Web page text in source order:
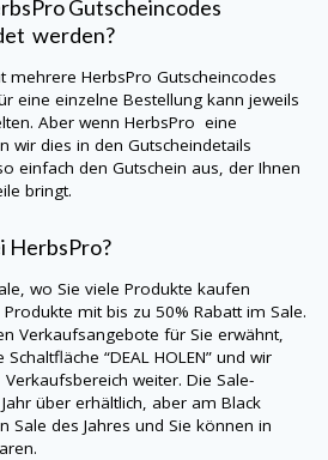
Gutscheincodes
werden?
mehrere HerbsPro Gutscheincodes
eine einzelne Bestellung kann jeweils
Aber wenn HerbsPro eine
wir dies in den Gutscheindetails
einfach den Gutschein aus, der Ihnen
bringt.
HerbsPro?
wo Sie viele Produkte kaufen
mit bis zu 50% Rabatt im Sale.
Verkaufsangebote für Sie erwähnt,
“DEAL HOLEN” und wir
Verkaufsbereich weiter. Die Sale-
über erhältlich, aber am Black
Sale des Jahres und Sie können in